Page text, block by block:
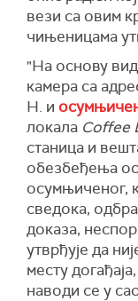
вези са овим
чињеницама
"На основу
камера са
Н. и
локала Coffee
станица и
обезбеђења
осумњиченог,
сведока,
доказа,
утврђује да
месту
наводи се у